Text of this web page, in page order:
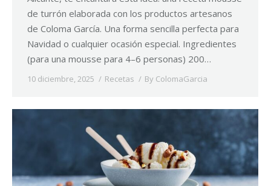
de turrón elaborada con los productos artesanos
de Coloma García. Una forma sencilla perfecta para
Navidad o cualquier ocasión especial. Ingredientes
(para una mousse para 4–6 personas) 200…
10 diciembre, 2025 Recetas By ColomaGarcia